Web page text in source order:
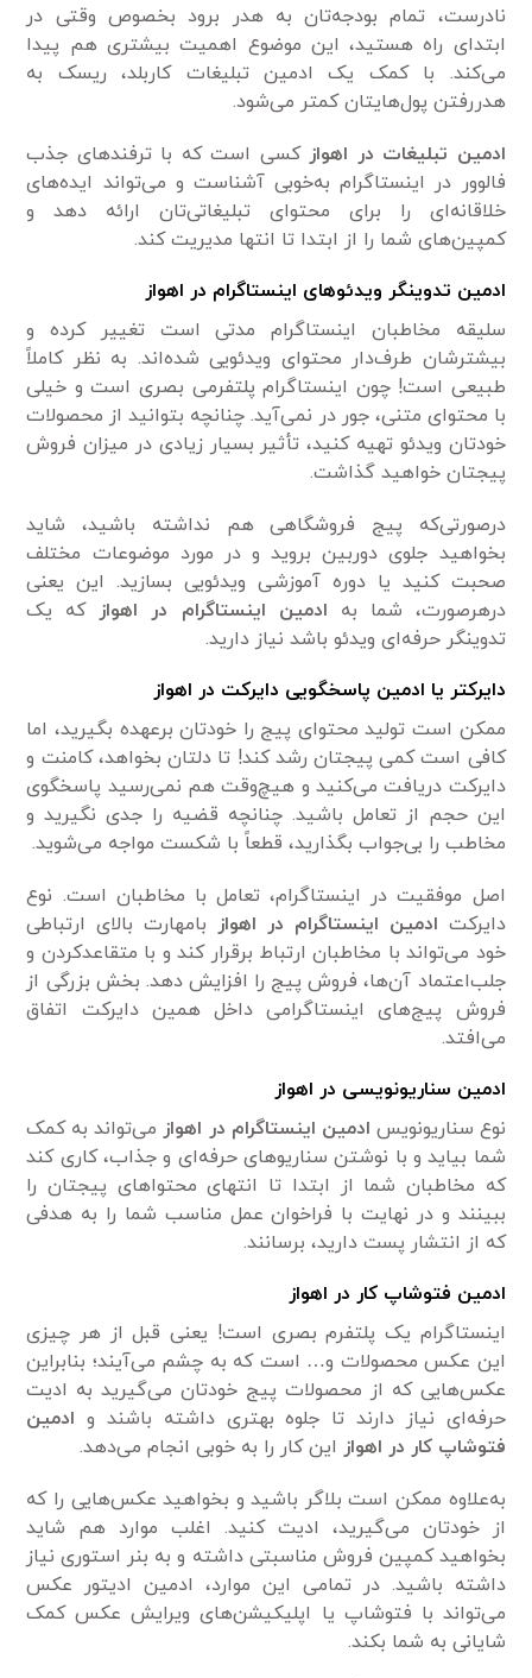
نادرست، تمام بودجه‌­تان به هدر برود بخصوص وقتی در
ابتدای راه هستید، این موضوع اهمیت بیشتری هم پیدا
می‌کند. با کمک یک ادمین‌ تبلیغات کاربلد، ریسک به
هدررفتن پول‌هایتان کمتر می‌شود.
ادمین تبلیغات در اهواز کسی است که با ترفندهای جذب
فالوور در اینستاگرام به‌خوبی آشناست و می‌تواند ایده‌های
خلاقانه‌ای را برای محتوای تبلیغاتی‌تان ارائه دهد و
کمپین‌های شما را از ابتدا تا انتها مدیریت کند.
ادمین تدوینگر ویدئوهای اینستاگرام در اهواز
سلیقه مخاطبان اینستاگرام مدتی است تغییر کرده و
بیشترشان طرف‌دار محتوای ویدئویی شده‌اند. به نظر کاملاً
طبیعی است! چون اینستاگرام پلتفرمی بصری است و خیلی
با محتوای متنی، جور در نمی‌آید. چنانچه بتوانید از محصولات
خودتان ویدئو تهیه کنید، تأثیر بسیار زیادی در میزان فروش
پیجتان خواهید گذاشت.
درصورتی‌که پیج فروشگاهی هم نداشته باشید، شاید
بخواهید جلوی دوربین بروید و در مورد موضوعات مختلف
صحبت کنید یا دوره‌ آموزشی ویدئویی بسازید. این یعنی
درهرصورت، شما به ادمین اینستاگرام در اهواز که یک
تدوینگر حرفه‌ای ویدئو باشد نیاز دارید.
دایرکتر یا ادمین پاسخگویی دایرکت در اهواز
ممکن است تولید محتوای پیج را خودتان برعهده بگیرید، اما
کافی است کمی پیجتان رشد کند! تا دلتان بخواهد، کامنت و
دایرکت دریافت می‌کنید و هیچ‌وقت هم نمی‌رسید پاسخگوی
این حجم از تعامل باشید. چنانچه قضیه را جدی نگیرید و
مخاطب را بی‌جواب بگذارید، قطعاً با شکست مواجه می‌شوید.
اصل موفقیت در اینستاگرام، تعامل با مخاطبان است. نوع
دایرکت ادمین اینستاگرام در اهواز بامهارت بالای ارتباطی
خود می‌تواند با مخاطبان ارتباط برقرار کند و با متقاعدکردن و
جلب‌اعتماد آن‌ها، فروش پیج را افزایش دهد. بخش بزرگی از
فروش پیج‌های اینستاگرامی داخل همین دایرکت اتفاق
می‌افتد.
ادمین سناریونویسی در اهواز
نوع سناریونویس ادمین اینستاگرام در اهواز می‌تواند به کمک
شما بیاید و با نوشتن سناریوهای حرفه‌ای و جذاب، کاری کند
که مخاطبان شما از ابتدا تا انتهای محتواهای پیجتان را
ببینند و در نهایت با فراخوان‌ عمل مناسب شما را به هدفی
که از انتشار پست دارید، برسانند.
ادمین فتوشاپ کار در اهواز
اینستاگرام یک پلتفرم بصری است! یعنی قبل از هر چیزی
این عکس محصولات و… است که به چشم می‌­آیند؛ بنابراین
عکس‌هایی که از محصولات پیج خودتان می‌گیرید به ادیت
حرفه‌ای نیاز دارند تا جلوه بهتری داشته باشند و ادمین
فتوشاپ کار در اهواز این کار را به خوبی انجام می‌دهد.
به‌علاوه ممکن است بلاگر باشید و بخواهید عکس‌هایی را که
از خودتان می­‌گیرید، ادیت کنید. اغلب موارد هم شاید
بخواهید کمپین فروش مناسبتی داشته و به بنر استوری نیاز
داشته باشید. در تمامی این موارد، ادمین ادیتور عکس
می‌تواند با فتوشاپ یا اپلیکیشن‌های ویرایش عکس کمک
شایانی به شما بکند.